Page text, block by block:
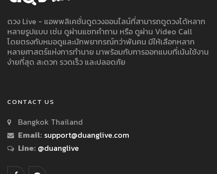
ดวง Live - แอพพลิเคชั่นดูดวงออนไลน์ที่สามารถดูดวงได้หลาก
หลายรูปแบบ เช่น ดูผ่านแชทคำถาม หรือ ดูผ่าน Video Call
โดยตรงกับหมอดูและนักพยากรณ์กว่าพันคน มีให้เลือกหลาก
หลายศาสตร์แห่งการทำนาย มาพร้อมกับการออกแบบที่เน้นใช้งาน
ง่ายที่สุด สะดวก รวดเร็ว และปลอดภัย
CONTACT US
Bangkok Thailand
Email: support@duanglive.com
Line: @duanglive